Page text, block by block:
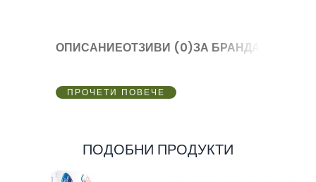
ОПИСАНИЕОТЗИВИ (0)ЗА БРАНДА
ПРОЧЕТИ ПОВЕЧЕ
ПОДОБНИ ПРОДУКТИ